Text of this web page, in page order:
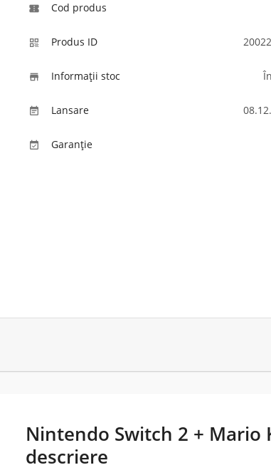
 Cod produs
 Produs ID
 Informaţii stoc
 Lansare
 Garanție
Nintendo Switch 2 + Mario
descriere